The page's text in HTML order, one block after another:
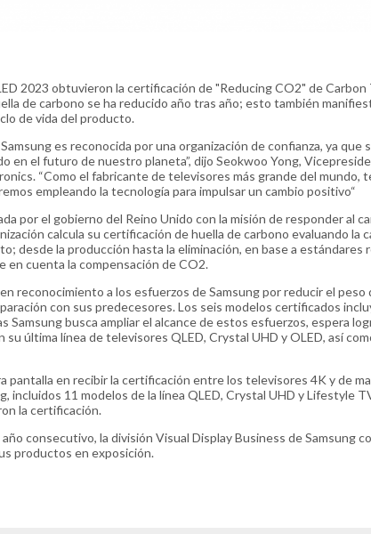
2023 obtuvieron la certificación de "Reducing CO2" de
de carbono se ha reducido año tras año; esto también
de vida del producto.
es reconocida por una organización de confianza, ya que
en el futuro de nuestro planeta”, dijo Seokwoo Yong,
“Como el fabricante de televisores más grande del mundo,
empleando la tecnología para impulsar un cambio positivo“
por el gobierno del Reino Unido con la misión de responder al
calcula su certificación de huella de carbono evaluando la
desde la producción hasta la eliminación, en base a estándares
en cuenta la compensación de CO2.
reconocimiento a los esfuerzos de Samsung por reducir el peso
con sus predecesores. Los seis modelos certificados
busca ampliar el alcance de estos esfuerzos, espera
última línea de televisores QLED, Crystal UHD y OLED, así
pantalla en recibir la certificación entre los televisores 4K y de
incluidos 11 modelos de la línea QLED, Crystal UHD y Lifestyle
la certificación.
consecutivo, la división Visual Display Business de Samsung
productos en exposición.